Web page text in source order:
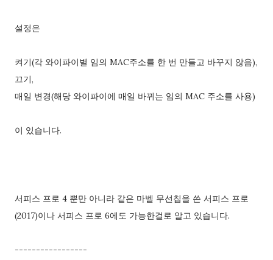
설정은
켜기(각 와이파이별 임의 MAC주소를 한 번 만들고 바꾸지 않음),
끄기,
매일 변경(해당 와이파이에 매일 바뀌는 임의 MAC 주소를 사용)
이 있습니다.
서피스 프로 4 뿐만 아니라 같은 마벨 무선칩을 쓴 서피스 프로
(2017)이나 서피스 프로 6에도 가능한걸로 알고 있습니다.
-----------------